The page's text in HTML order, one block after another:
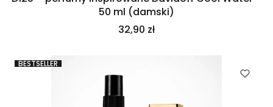
50 ml (damski)
Cena
32,90 zł
BESTSELLER